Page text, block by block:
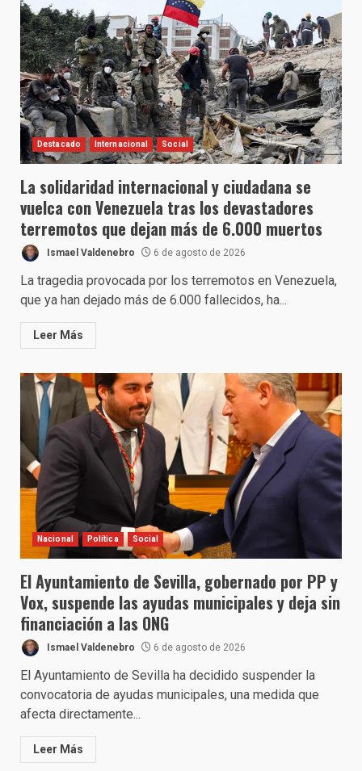
Destacado Internacional Social
La solidaridad internacional y ciudadana se
vuelca con Venezuela tras los devastadores
terremotos que dejan más de 6.000 muertos
Ismael Valdenebro 6 de agosto de 2026
La tragedia provocada por los terremotos en Venezuela,
que ya han dejado más de 6.000 fallecidos, ha...
Leer Más
Nacional Política Social
El Ayuntamiento de Sevilla, gobernado por PP y
Vox, suspende las ayudas municipales y deja sin
financiación a las ONG
Ismael Valdenebro 6 de agosto de 2026
El Ayuntamiento de Sevilla ha decidido suspender la
convocatoria de ayudas municipales, una medida que
afecta directamente...
Leer Más